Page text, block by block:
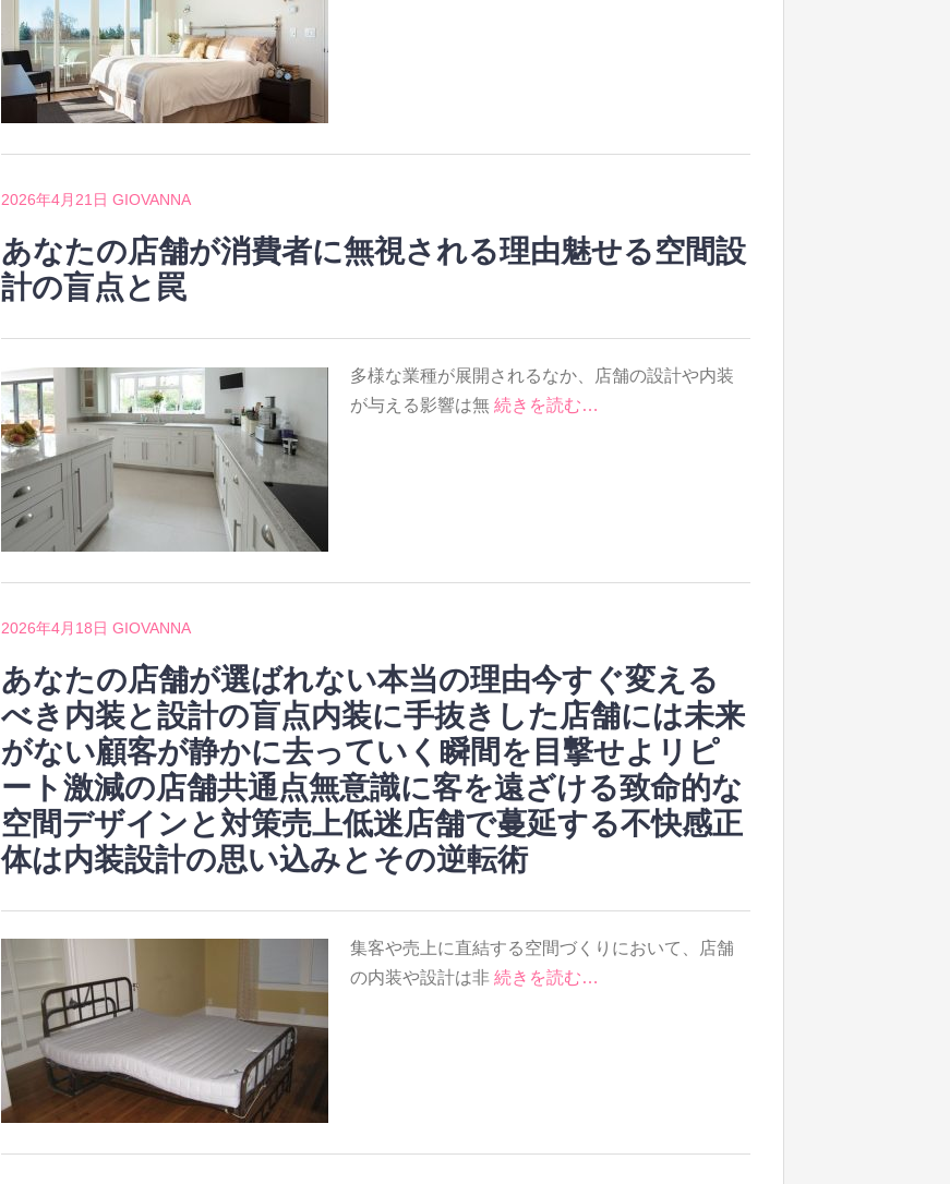
2026年4月21日 GIOVANNA
あなたの店舗が消費者に無視される理由魅せる空間設
計の盲点と罠
多様な業種が展開されるなか、店舗の設計や内装
が与える影響は無続きを読む…
2026年4月18日 GIOVANNA
あなたの店舗が選ばれない本当の理由今すぐ変える
べき内装と設計の盲点内装に手抜きした店舗には未来
がない顧客が静かに去っていく瞬間を目撃せよリピ
ート激減の店舗共通点無意識に客を遠ざける致命的な
空間デザインと対策売上低迷店舗で蔓延する不快感正
体は内装設計の思い込みとその逆転術
集客や売上に直結する空間づくりにおいて、店舗
の内装や設計は非続きを読む…